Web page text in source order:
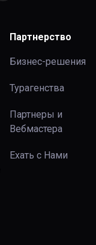
Партнерство
Бизнес-решения
Турагенства
Партнеры и
Вебмастера
Ехать с Нами